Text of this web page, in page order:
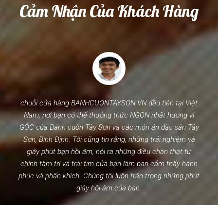
Cảm Nhận Của Khách Hàng
9
chuỗi cửa hàng BANHCUONTAYSON.VN đầu tiên tại Việt
Nam, nơi bạn có thể thưởng thức NGON nhất hương vị
GỐC của Bánh cuốn Tây Sơn và các món ăn đặc sản Tây
Sơn, Bình Định. Tôi cũng tin rằng, những trải nghiệm và
giây phút bạn hồi âm, nói ra những điều chân thật từ
chính tâm trí và trái tim của bạn làm bạn cảm thấy hạnh
phúc và phấn khích. Chúng tôi luôn trân trọng những phút
giây hồi âm của bạn.